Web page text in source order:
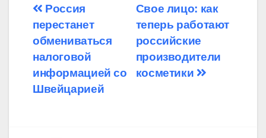
Навигация
по
записям
Свое лицо: как
теперь работают
российские
производители
косметики
Россия
перестанет
обмениваться
налоговой
информацией со
Швейцарией